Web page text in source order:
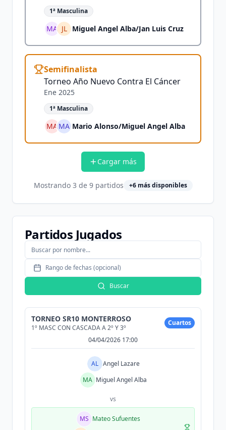
1ª Masculina
MA JL Miguel Angel Alba/Jan Luis Cruz
Semifinalista
Torneo Año Nuevo Contra El Cáncer
Ene 2025
1ª Masculina
MAMA Mario Alonso/Miguel Angel Alba
Cargar más
Mostrando 3 de 9partidos +6más disponibles
Partidos Jugados
Rango de fechas (opcional)
Buscar
TORNEO SR10 MONTERROSO
1º MASC CON CASCADA A 2º Y 3º
Cuartos
04/04/2026 17:00
AL Angel Lazare
MA Miguel Angel Alba
vs
MS Mateo Sufuentes